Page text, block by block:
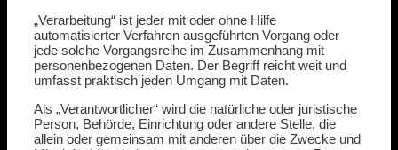
„Verarbeitung“ ist jeder mit oder ohne Hilfe
automatisierter Verfahren ausgeführten Vorgang oder
jede solche Vorgangsreihe im Zusammenhang mit
personenbezogenen Daten. Der Begriff reicht weit und
umfasst praktisch jeden Umgang mit Daten.
Als „Verantwortlicher“ wird die natürliche oder juristische
Person, Behörde, Einrichtung oder andere Stelle, die
allein oder gemeinsam mit anderen über die Zwecke und